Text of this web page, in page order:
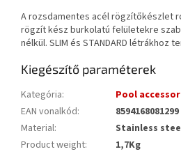
A rozsdamentes acél rögzítőkészlet
rögzít kész burkolatú felületekre
nélkül. SLIM és STANDARD létrákhoz
Kiegészítő paraméterek
Kategória:
Pool
EAN vonalkód:
8594168081299
Material:
Stainless
Product weight:
1,7Kg